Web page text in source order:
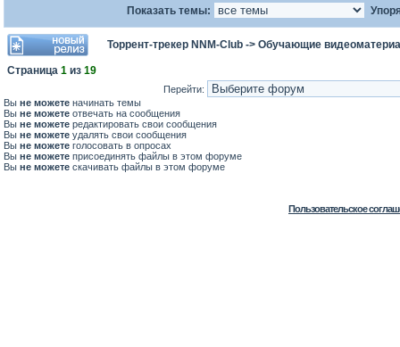
Показать темы:
Торрент-трекер NNM-Club -> Обучающие
Страница 1 из 19
Перейти:
Вы не можете начинать темы
Вы не можете отвечать на сообщения
Вы не можете редактировать свои сообщения
Вы не можете удалять свои сообщения
Вы не можете голосовать в опросах
Вы не можете присоединять файлы в этом форуме
Вы не можете скачивать файлы в этом форуме
Пользовательское